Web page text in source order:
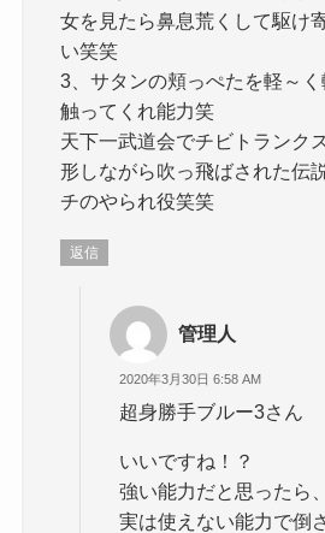
女を見たら鼻息荒くして駆け
い笑笑
3、サタンの頬っぺたを軽～
触ってくれ能力笑
天下一武道会でチビトランク
形しながら吹っ飛ばされた伝
チのやられ役笑笑
返信
管理人
2020年3月30日 6:58 AM
超身勝手ブルー3さん
いいですね！？
強い能力だと思ったら、
実は使えない能力で倒